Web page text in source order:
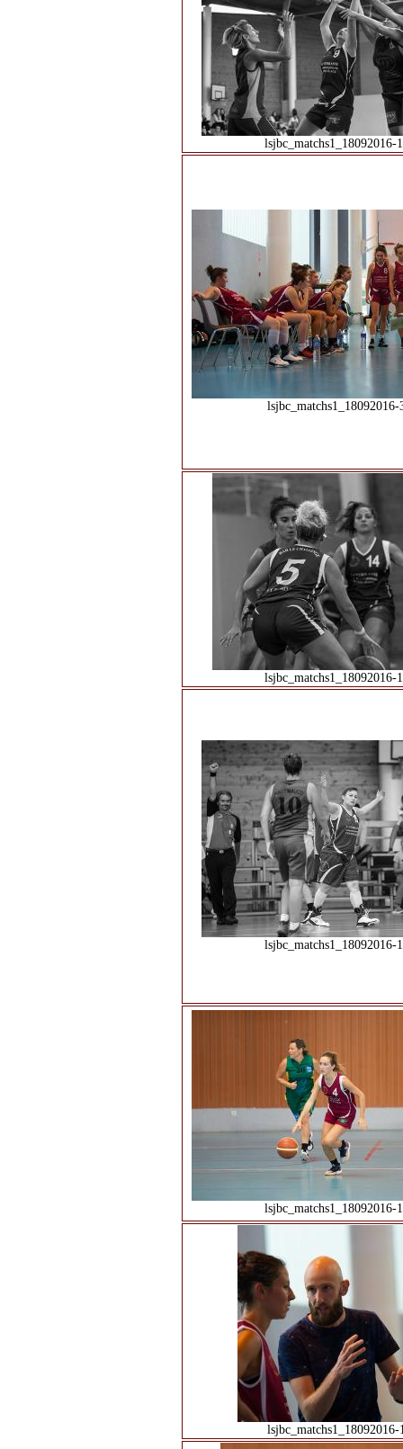
lsjbc_matchs1_18092016-
lsjbc_matchs1_18092016-
lsjbc_matchs1_18092016-
lsjbc_matchs1_18092016-